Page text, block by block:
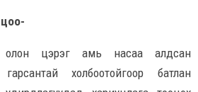
олон цэрэг амь насаа алдсан
холбоотойгоор батлан